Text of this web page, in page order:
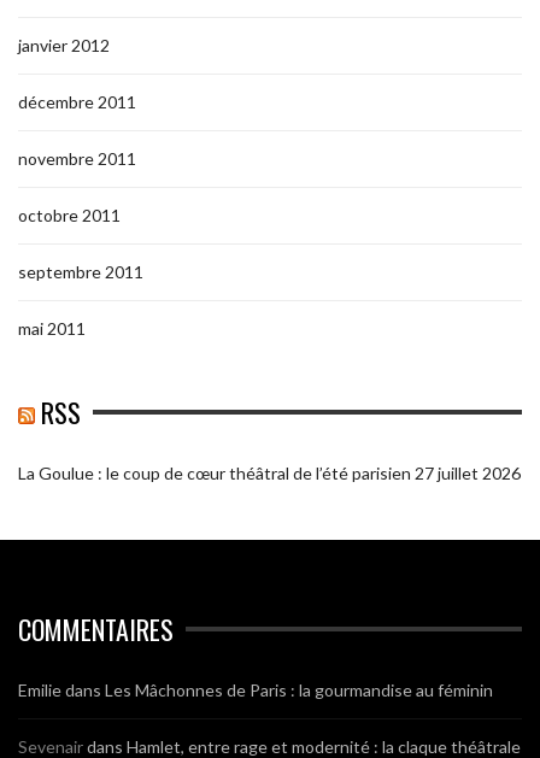
janvier 2012
décembre 2011
novembre 2011
octobre 2011
septembre 2011
mai 2011
RSS
La Goulue : le coup de cœur théâtral de l’été parisien 27 juillet 2026
COMMENTAIRES
Emiliedans Les Mâchonnes de Paris : la gourmandise au féminin
Sevenairdans Hamlet, entre rage et modernité : la claque théâtrale